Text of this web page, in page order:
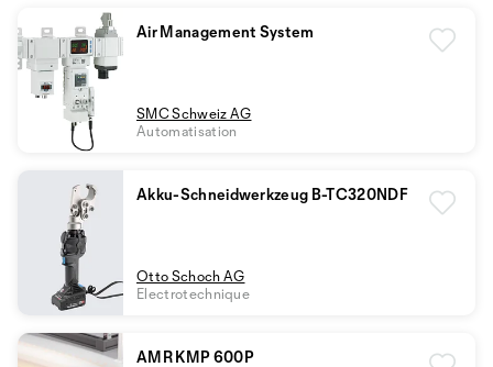
Air Management System
SMC Schweiz AG
Automatisation
Akku-Schneidwerkzeug B-TC320NDF
Otto Schoch AG
Electrotechnique
AMR KMP 600P